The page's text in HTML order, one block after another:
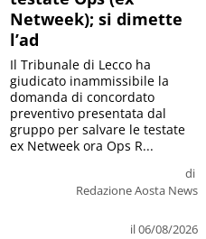
Netweek); si dimette
l’ad
di
Redazione Aosta News
il 06/08/2026
Il Tribunale di Lecco ha
giudicato inammissibile la
domanda di concordato
preventivo presentata dal
gruppo per salvare le testate
ex Netweek ora Ops R...